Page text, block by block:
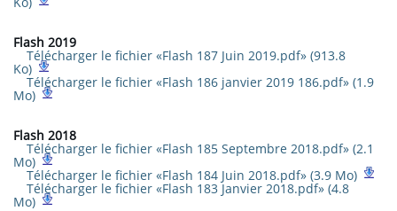
Flash 2019
Télécharger le fichier «Flash 187 Juin 2019.pdf» (913.8
Ko)
Télécharger le fichier «Flash 186 janvier 2019 186.pdf» (1.9
Mo)
Flash 2018
Télécharger le fichier «Flash 185 Septembre 2018.pdf» (2.1
Mo)
Télécharger le fichier «Flash 184 Juin 2018.pdf» (3.9 Mo)
Télécharger le fichier «Flash 183 Janvier 2018.pdf» (4.8
Mo)